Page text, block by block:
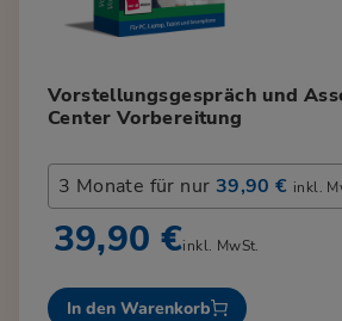
Vorstellungsgespräch und
Center Vorbereitung
3 Monate für nur 39,90 € inkl.
39,90 €inkl. MwSt.
In den Warenkorb